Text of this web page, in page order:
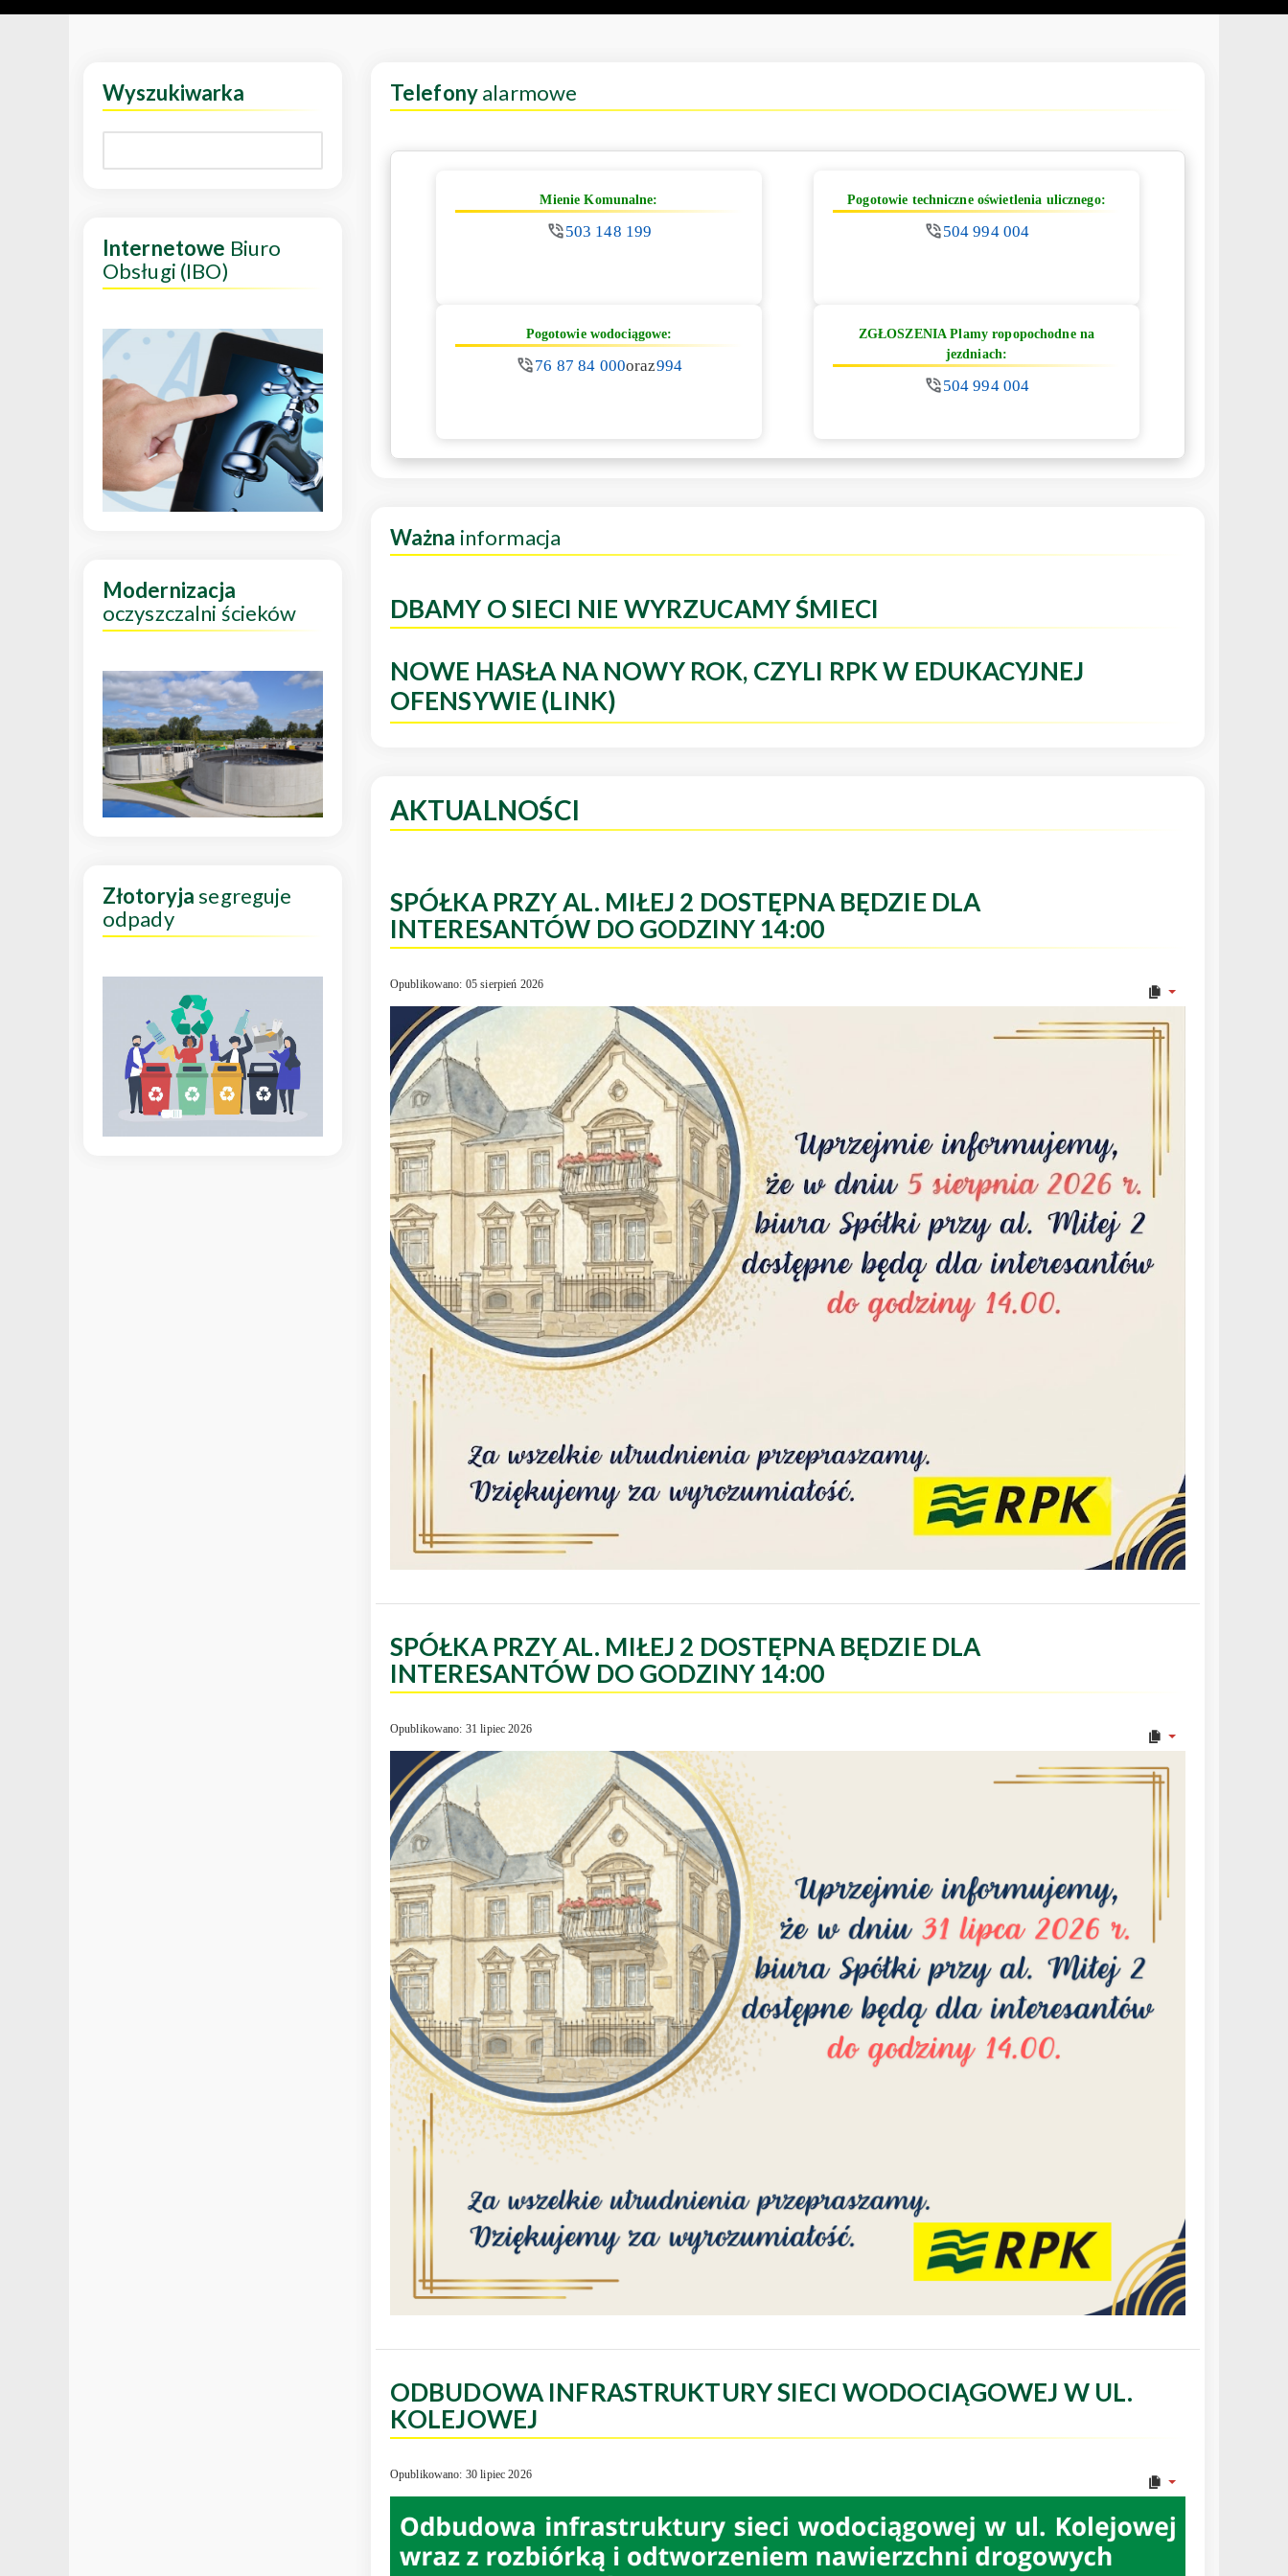
Telefonyalarmowe
Mienie Komunalne:
503 148 199
Pogotowie techniczne oświetlenia ulicznego:
504 994 004
Pogotowie wodociągowe:
76 87 84 000oraz994
ZGŁOSZENIA Plamy ropopochodne na
jezdniach:
504 994 004
Ważna informacja
DBAMY O SIECI NIE WYRZUCAMY ŚMIECI
NOWE HASŁA NA NOWY ROK, CZYLI RPK W EDUKACYJNEJ
OFENSYWIE (LINK)
AKTUALNOŚCI
SPÓŁKA PRZY AL. MIŁEJ 2 DOSTĘPNA BĘDZIE DLA
INTERESANTÓW DO GODZINY 14:00
Opublikowano: 05 sierpień 2026
SPÓŁKA PRZY AL. MIŁEJ 2 DOSTĘPNA BĘDZIE DLA
INTERESANTÓW DO GODZINY 14:00
Opublikowano: 31 lipiec 2026
ODBUDOWA INFRASTRUKTURY SIECI WODOCIĄGOWEJ W UL.
KOLEJOWEJ
Opublikowano: 30 lipiec 2026
Wyszukiwarka
Internetowe Biuro
Obsługi (IBO)
Modernizacja
oczyszczalni ścieków
Złotoryjasegreguje
odpady